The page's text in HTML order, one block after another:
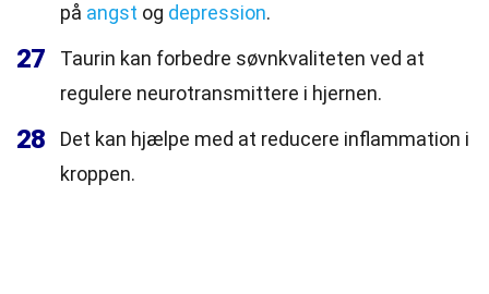
på angst og depression.
27
Taurin kan forbedre søvnkvaliteten ved at
regulere neurotransmittere i hjernen.
28
Det kan hjælpe med at reducere inflammation i
kroppen.